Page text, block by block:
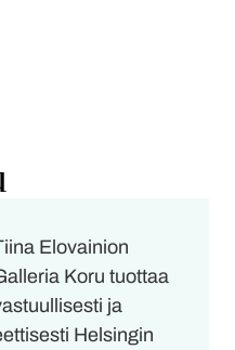
Elovainion
Koru tuottaa
ja
Helsingin